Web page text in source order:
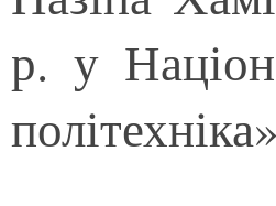
р. у